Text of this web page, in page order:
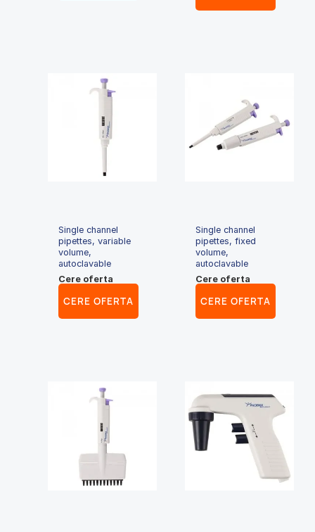
Single channel
pipettes, variable
volume,
autoclavable
Cere oferta
CERE OFERTA
Single channel
pipettes, fixed
volume,
autoclavable
Cere oferta
CERE OFERTA